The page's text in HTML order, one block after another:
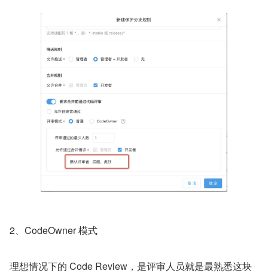
2、CodeOwner 模式
理想情况下的 Code Review，是评审人员就是最熟悉这块